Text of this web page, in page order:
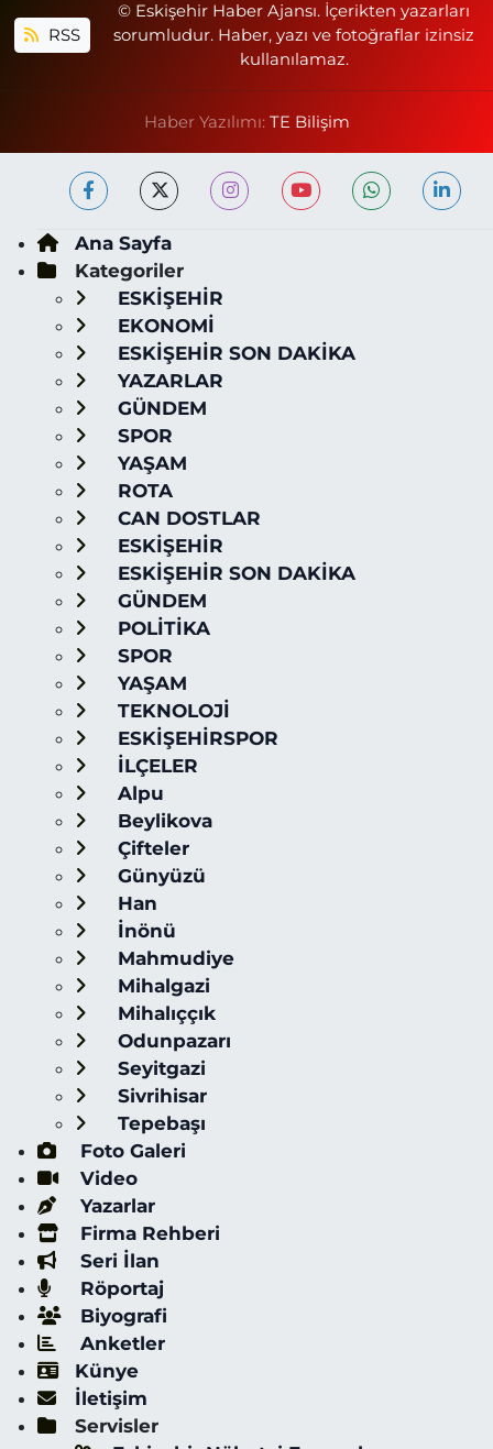
RSS
© Eskişehir Haber Ajansı. İçerikten yazarları
sorumludur. Haber, yazı ve fotoğraflar izinsiz
kullanılamaz.
Haber Yazılımı: TE Bilişim
Ana Sayfa
Kategoriler
ESKİŞEHİR
EKONOMİ
ESKİŞEHİR SON DAKİKA
YAZARLAR
GÜNDEM
SPOR
YAŞAM
ROTA
CAN DOSTLAR
ESKİŞEHİR
ESKİŞEHİR SON DAKİKA
GÜNDEM
POLİTİKA
SPOR
YAŞAM
TEKNOLOJİ
ESKİŞEHİRSPOR
İLÇELER
Alpu
Beylikova
Çifteler
Günyüzü
Han
İnönü
Mahmudiye
Mihalgazi
Mihalıççık
Odunpazarı
Seyitgazi
Sivrihisar
Tepebaşı
Foto Galeri
Video
Yazarlar
Firma Rehberi
Seri İlan
Röportaj
Biyografi
Anketler
Künye
İletişim
Servisler